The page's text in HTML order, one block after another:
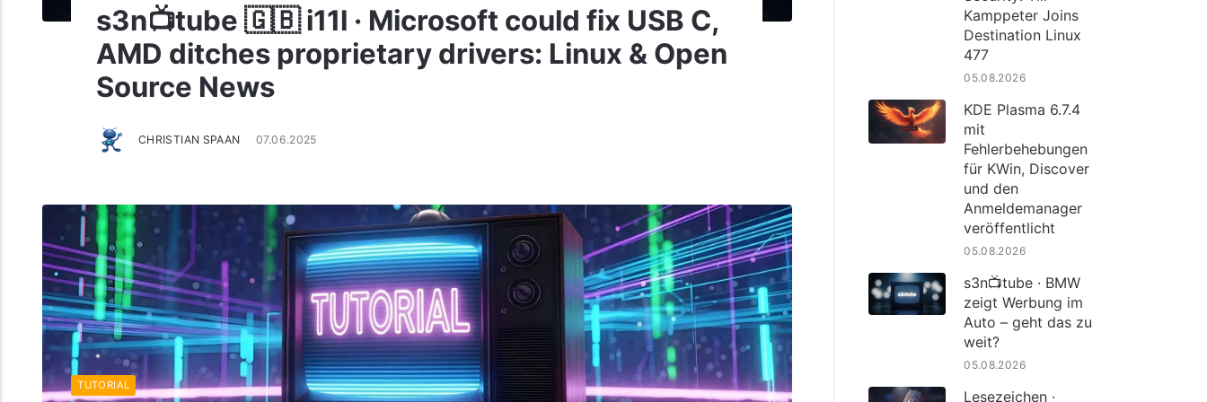
s3n📺tube 🇬🇧 i11l · Microsoft could fix USB C,
AMD ditches proprietary drivers: Linux & Open
Source News
CHRISTIAN SPAAN 07.06.2025
TUTORIAL
Kamppeter Joins
Destination Linux
477
05.08.2026
KDE Plasma 6.7.4
mit
Fehlerbehebungen
für KWin, Discover
und den
Anmeldemanager
veröffentlicht
05.08.2026
s3n📺tube · BMW
zeigt Werbung im
Auto – geht das zu
weit?
05.08.2026
Lesezeichen ·